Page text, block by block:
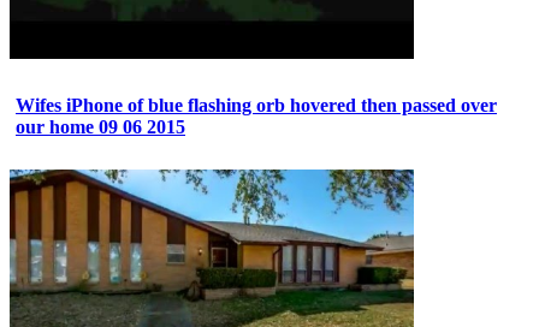
Wifes iPhone of blue flashing orb hovered then passed over
our home 09 06 2015